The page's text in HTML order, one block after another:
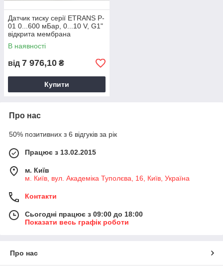
Датчик тиску серії ETRANS P-
01 0...600 мБар, 0...10 V, G1"
відкрита мембрана
В наявності
від 7 976,10 ₴
Купити
Про нас
50% позитивних з 6 відгуків за рік
Працює з 13.02.2015
м. Київ
м. Київ, вул. Академіка Туполєва, 16, Київ, Україна
Контакти
Сьогодні працює з 09:00 до 18:00
Показати весь графік роботи
Про нас